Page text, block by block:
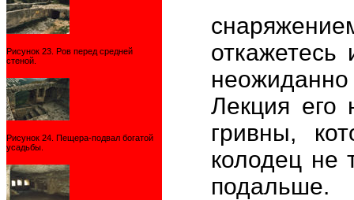
Рисунок 23. Ров перед средней
стеной.
Рисунок 24. Пещера-подвал богатой
усадьбы.
Лекция
гривны,
колодец не
подальше.